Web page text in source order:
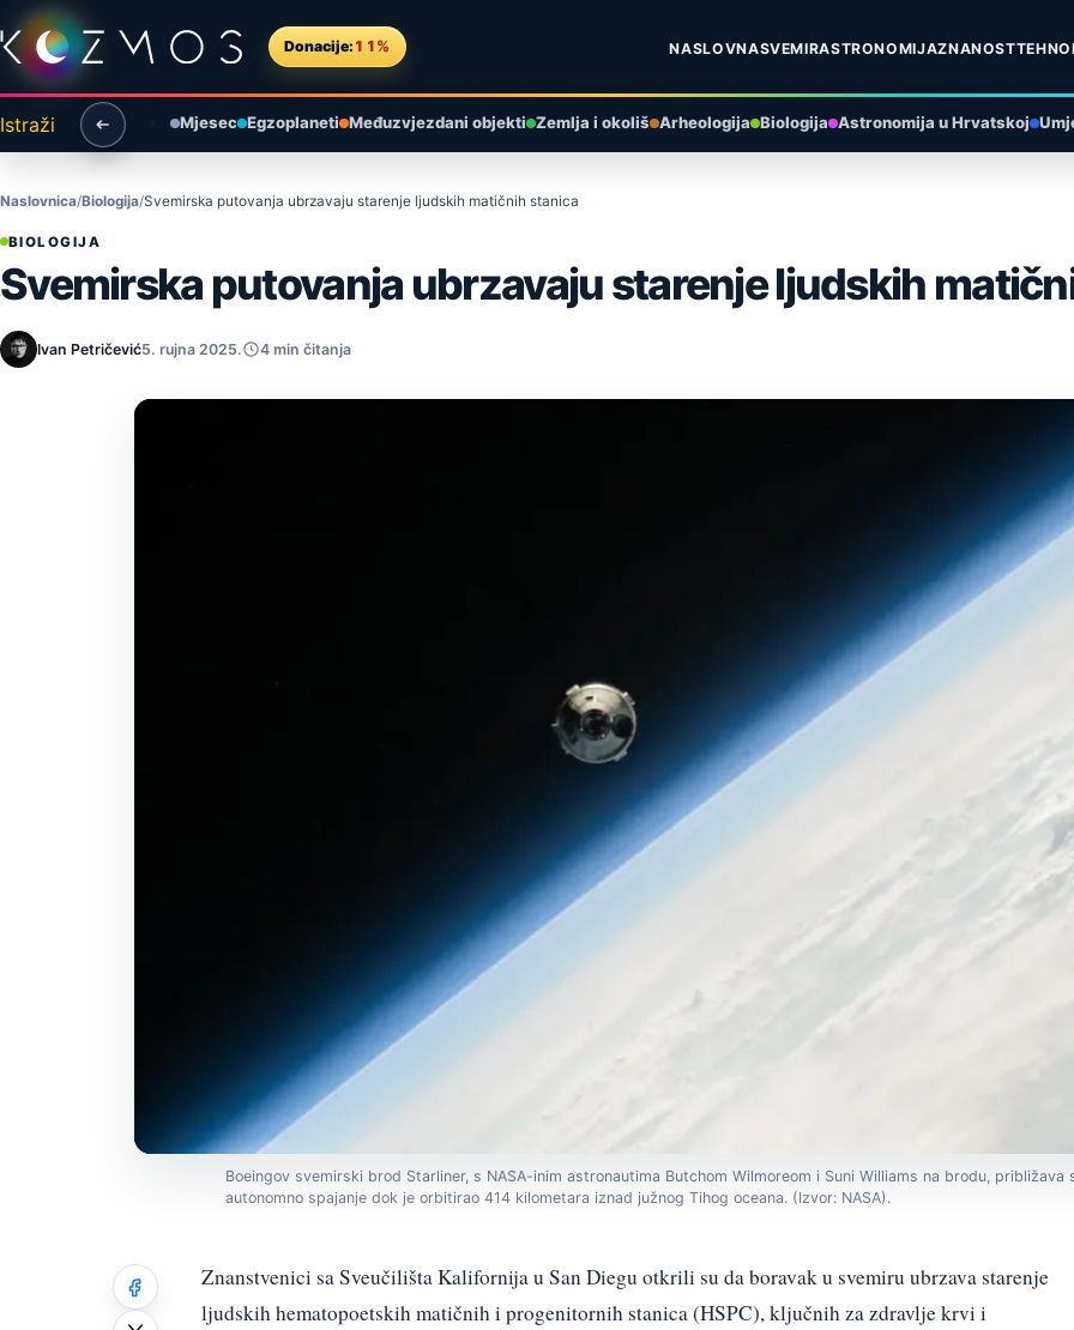
Preskoči na sadržaj
Donacije: 11% NASLOVNASVEMIRASTRONOMIJAZNANOST
Istraži Mjesec Egzoplaneti Međuzvjezdani objekti Zemlja i okoliš Arheologija Biologija Astronomija u Hrvatskoj
Naslovnica Biologija Svemirska putovanja ubrzavaju starenje ljudskih matičnih stanica
BIOLOGIJA
Svemirska putovanja ubrzavaju starenje ljudskih
Ivan Petričević5. rujna 2025. 4 min čitanja
Boeingov svemirski brod Starliner, s NASA-inim astronautima Butchom Wilmoreom i Suni Williams na brodu,
autonomno spajanje dok je orbitirao 414 kilometara iznad južnog Tihog oceana. (Izvor: NASA).
Znanstvenici sa Sveučilišta Kalifornija u San Diegu otkrili su da boravak u svemiru ubrzava starenje
ljudskih hematopoetskih matičnih i progenitornih stanica (HSPC), ključnih za zdravlje krvi i